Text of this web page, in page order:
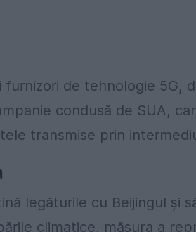
de tehnologie 5G,
condusă de SUA,
transmise prin
legăturile cu Beijingul și
climatice, măsura a